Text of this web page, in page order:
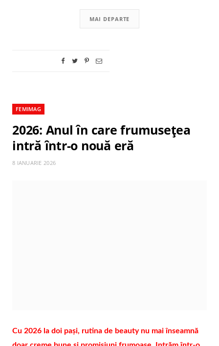
MAI DEPARTE
FEMIMAG
2026: Anul în care frumusețea
intră într-o nouă eră
8 IANUARIE 2026
Cu 2026 la doi pași, rutina de beauty nu mai înseamnă